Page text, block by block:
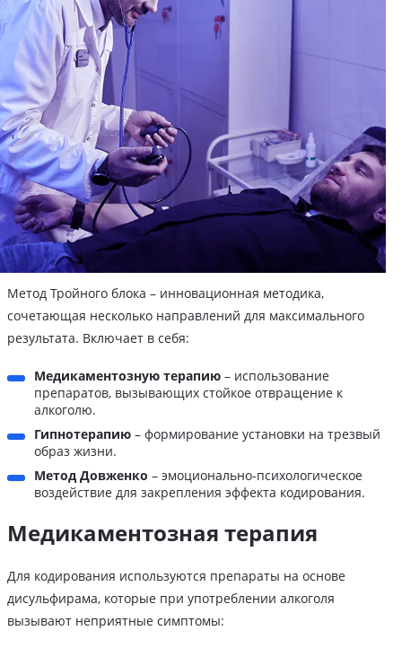
Метод Тройного блока – инновационная методика,
сочетающая несколько направлений для максимального
результата. Включает в себя:
Медикаментозную терапию – использование
препаратов, вызывающих стойкое отвращение к
алкоголю.
Гипнотерапию – формирование установки на трезвый
образ жизни.
Метод Довженко – эмоционально-психологическое
воздействие для закрепления эффекта кодирования.
Медикаментозная терапия
Для кодирования используются препараты на основе
дисульфирама, которые при употреблении алкоголя
вызывают неприятные симптомы: